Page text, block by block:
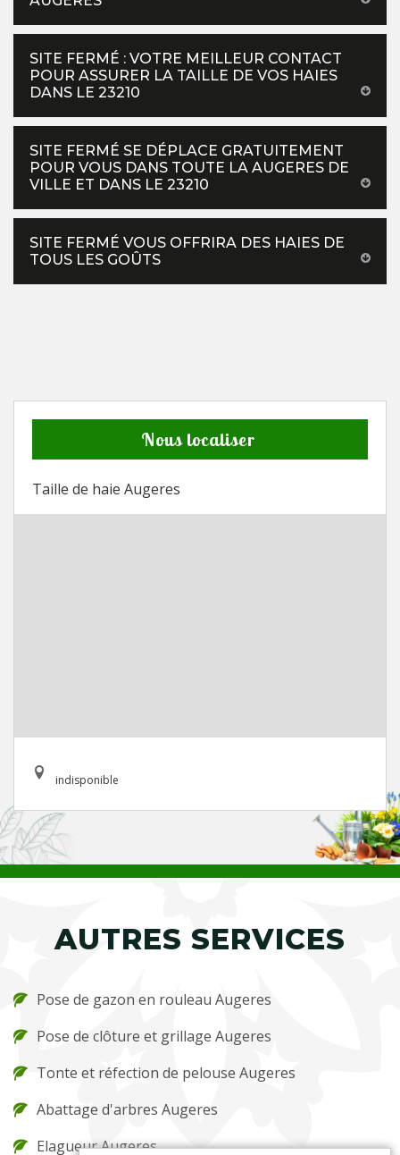
SITE FERMÉ : VOTRE MEILLEUR CONTACT
POUR ASSURER LA TAILLE DE VOS HAIES
DANS LE 23210
SITE FERMÉ SE DÉPLACE GRATUITEMENT
POUR VOUS DANS TOUTE LA AUGERES DE
VILLE ET DANS LE 23210
SITE FERMÉ VOUS OFFRIRA DES HAIES DE
TOUS LES GOÛTS
Nous localiser
Taille de haie Augeres
indisponible
AUTRES SERVICES
Pose de gazon en rouleau Augeres
Pose de clôture et grillage Augeres
Tonte et réfection de pelouse Augeres
Abattage d'arbres Augeres
Elagueur Augeres